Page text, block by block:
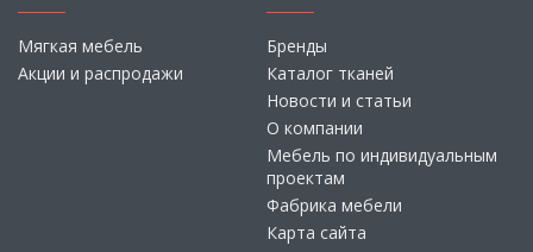
Мягкая мебель
Акции и распродажи
Бренды
Каталог тканей
Новости и статьи
О компании
Мебель по индивидуальным
проектам
Фабрика мебели
Карта сайта